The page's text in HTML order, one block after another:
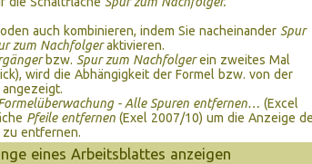
auch kombinieren, indem Sie nacheinander Spur
zum Nachfolgeraktivieren.
bzw. Spur zum Nachfolgerein zweites Mal
wird die Abhängigkeit der Formel bzw. von der
- Alle Spuren entfernen… (Excel
Pfeile entfernen (Exel 2007/10) um die Anzeige
entfernen.
eines Arbeitsblattes anzeigen